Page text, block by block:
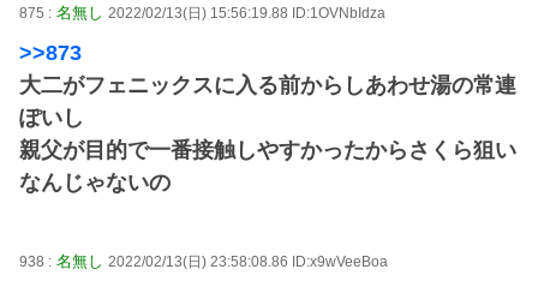
875 : 名無し 2022/02/13(日) 15:56:19.88 ID:1OVNbIdza
>>873
大二がフェニックスに入る前からしあわせ湯の常連
ぽいし
親父が目的で一番接触しやすかったからさくら狙い
なんじゃないの
938 : 名無し 2022/02/13(日) 23:58:08.86 ID:x9wVeeBoa